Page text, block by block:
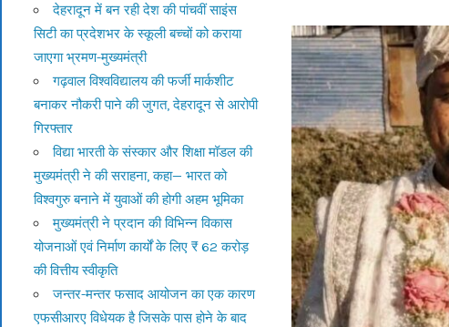
देहरादून में बन रही देश की पांचवीं साइंस
सिटी का प्रदेशभर के स्कूली बच्चों को कराया
जाएगा भ्रमण-मुख्यमंत्री
गढ़वाल विश्वविद्यालय की फर्जी मार्कशीट
बनाकर नौकरी पाने की जुगत, देहरादून से आरोपी
गिरफ्तार
विद्या भारती के संस्कार और शिक्षा मॉडल की
मुख्यमंत्री ने की सराहना, कहा— भारत को
विश्वगुरु बनाने में युवाओं की होगी अहम भूमिका
मुख्यमंत्री ने प्रदान की विभिन्न विकास
योजनाओं एवं निर्माण कार्यों के लिए ₹ 62 करोड़
की वित्तीय स्वीकृति
जन्तर-मन्तर फसाद आयोजन का एक कारण
एफसीआरए विधेयक है जिसके पास होने के बाद